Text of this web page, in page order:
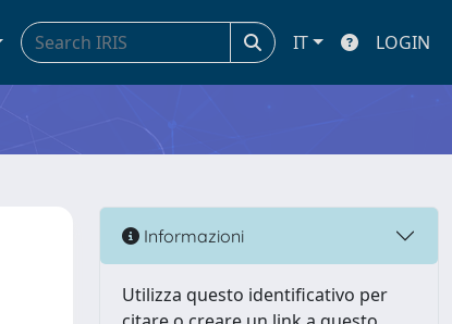
IT LOGIN
Informazioni
Utilizza questo identificativo per